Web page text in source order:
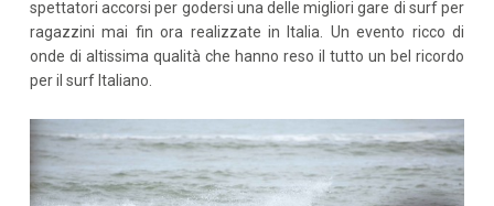
spettatori accorsi per godersi una delle migliori gare di surf per
ragazzini mai fin ora realizzate in Italia. Un evento ricco di
onde di altissima qualità che hanno reso il tutto un bel ricordo
per il surf Italiano.